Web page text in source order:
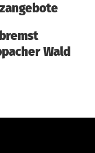
Wald